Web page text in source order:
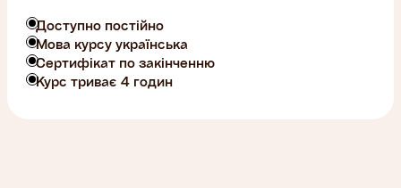
Доступно постійно
Мова курсу українська
Сертифікат по закінченню
Курс триває 4 годин